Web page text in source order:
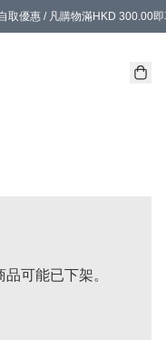
取優惠 / 凡購物滿HKD 300.00
可能已下架。